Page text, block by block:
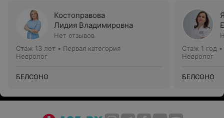
Костоправова
Лидия Владимировна
Нет отзывов
Стаж 13 лет • Первая категория
Невролог
БЕЛСОНО
Стаж 1 год •
Невролог
БЕЛСОНО